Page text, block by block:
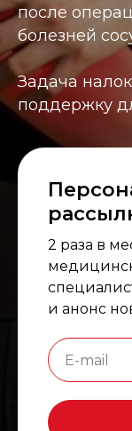
после
болезней
Задача
поддержку
2 раза в
и анонс